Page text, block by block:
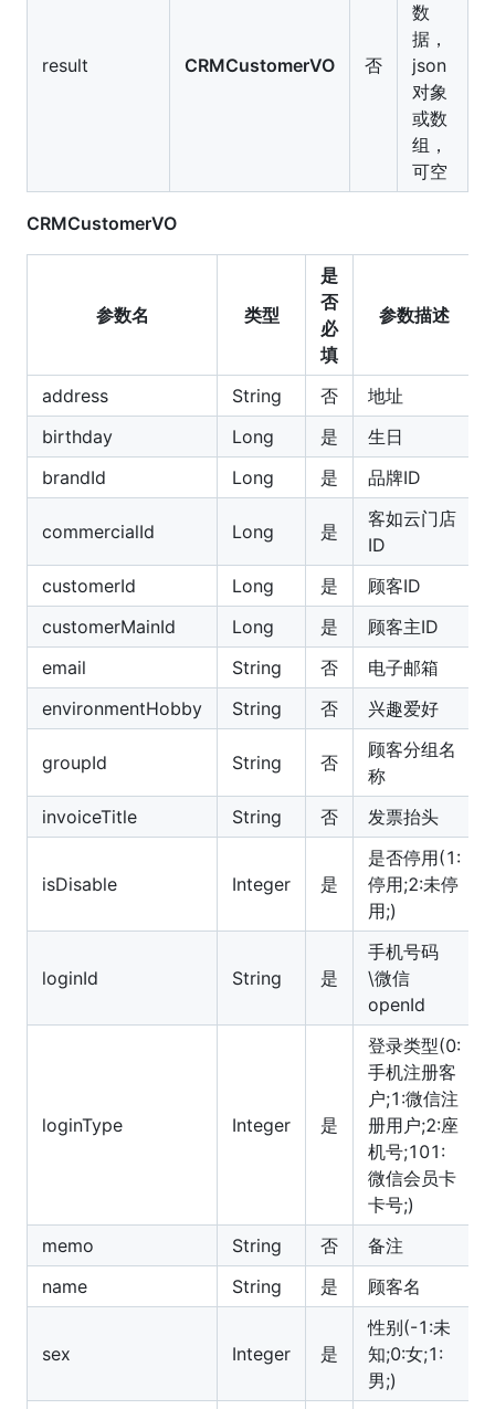
result CRMCustomerVO 否
数
据，
json
对象
或数
组，
可空
CRMCustomerVO
参数名 类型
是
否
必
填
参数描述
address String 否
地址
birthday
Long 是
生日
brandId
Long 是 品牌ID
commercialId Long 是
客如云门店
ID
customerId
Long 是
顾客ID
customerMainId
Long 是
顾客主ID
email
String 否
电子邮箱
environmentHobby
String 否 兴趣爱好
groupId String 否
顾客分组名
称
invoiceTitle
String 否 发票抬头
isDisable Integer 是
是否停用(1:
停用;2:未停
用;)
loginId String 是
手机号码
\微信
openId
loginType Integer 是
登录类型(0:
手机注册客
户;1:微信注
册用户;2:座
机号;101:
微信会员卡
卡号;)
memo
String 否
备注
name
String 是 顾客名
sex Integer 是
性别(-1:未
知;0:女;1:
男;)